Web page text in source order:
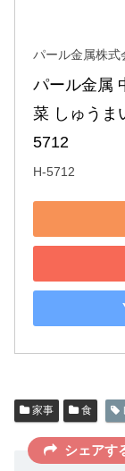
パール金属株式
パール金属
菜 しゅうま
5712
H-5712
家事 食
シェアす